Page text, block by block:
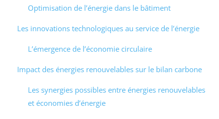
Optimisation de l’énergie dans le bâtiment
Les innovations technologiques au service de l’énergie
L’émergence de l’économie circulaire
Impact des énergies renouvelables sur le bilan carbone
Les synergies possibles entre énergies renouvelables
et économies d’énergie